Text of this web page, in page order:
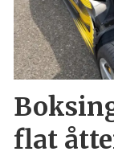
flat